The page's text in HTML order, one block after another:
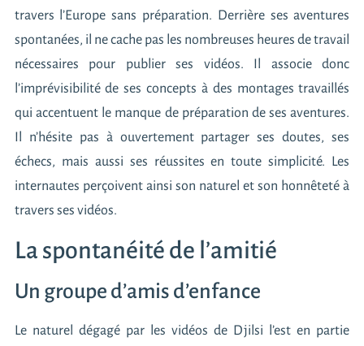
travers l’Europe sans préparation. Derrière ses aventures
spontanées, il ne cache pas les nombreuses heures de travail
nécessaires pour publier ses vidéos. Il associe donc
l’imprévisibilité de ses concepts à des montages travaillés
qui accentuent le manque de préparation de ses aventures.
Il n’hésite pas à ouvertement partager ses doutes, ses
échecs, mais aussi ses réussites en toute simplicité. Les
internautes perçoivent ainsi son naturel et son honnêteté à
travers ses vidéos.
La spontanéité de l’amitié
Un groupe d’amis d’enfance
Le naturel dégagé par les vidéos de Djilsi l’est en partie